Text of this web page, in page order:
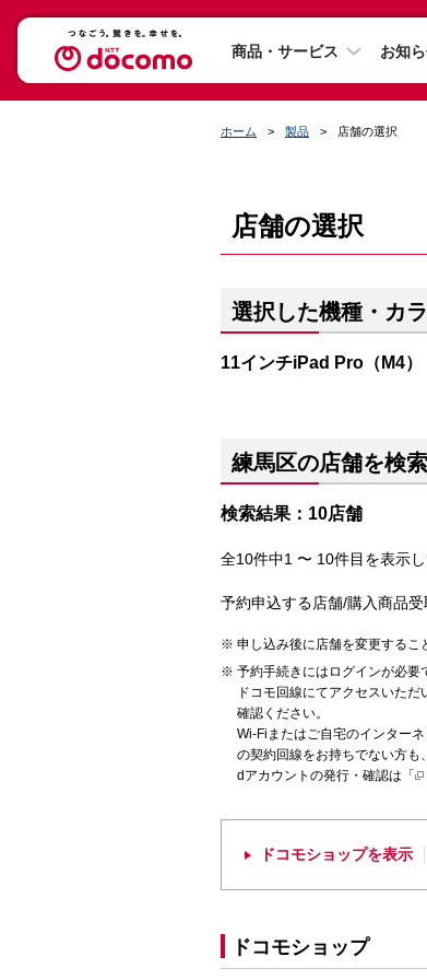
商品・サービス お知
ホーム 製品 店舗の選択
店舗の選択
選択した機種・カ
11インチiPad Pro（M4
練馬区の店舗を検
検索結果：10店舗
全10件中1 〜 10件目を表示
予約申込する店舗/購入商品受
申し込み後に店舗を変更するこ
予約手続きにはログインが必要
ドコモ回線にてアクセスいた
確認ください。
Wi-Fiまたはご自宅のインター
の契約回線をお持ちでない方も
dアカウントの発行・確認は「
ドコモショップを表示
ドコモショップ